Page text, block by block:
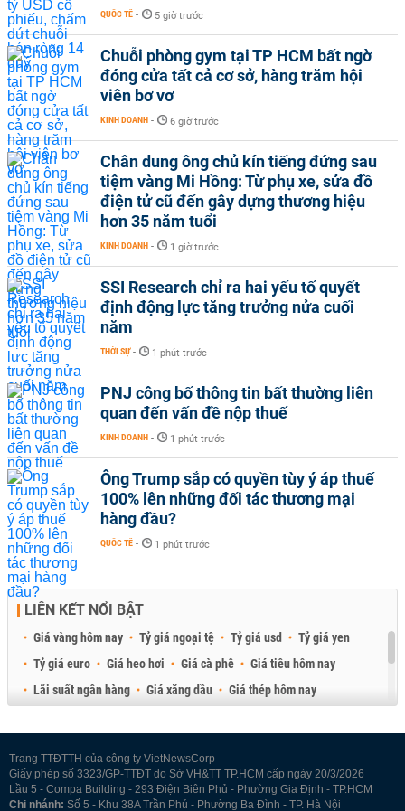
QUỐC TẾ - 5 giờ trước
Chuỗi phòng gym tại TP HCM bất ngờ
đóng cửa tất cả cơ sở, hàng trăm hội
viên bơ vơ
KINH DOANH - 6 giờ trước
Chân dung ông chủ kín tiếng đứng sau
tiệm vàng Mi Hồng: Từ phụ xe, sửa đồ
điện tử cũ đến gây dựng thương hiệu
hơn 35 năm tuổi
KINH DOANH - 1 giờ trước
SSI Research chỉ ra hai yếu tố quyết
định động lực tăng trưởng nửa cuối
năm
THỜI SỰ - 1 phút trước
PNJ công bố thông tin bất thường liên
quan đến vấn đề nộp thuế
KINH DOANH - 1 phút trước
Ông Trump sắp có quyền tùy ý áp thuế
100% lên những đối tác thương mại
hàng đầu?
QUỐC TẾ - 1 phút trước
LIÊN KẾT NỔI BẬT
Giá vàng hôm nay Tỷ giá ngoại tệ Tỷ giá usd
Tỷ giá yen
Tỷ giá euro
Giá heo hơi Giá cà phê
Giá tiêu hôm nay
Lãi suất ngân hàng
Giá xăng dầu
Giá thép hôm nay
Trang TTĐTTH của công ty VietNewsCorp
Giấy phép số 3323/GP-TTĐT do Sở VH&TT TP.HCM cấp ngày 20/3/2026
Lầu 5 - Compa Building - 293 Điện Biên Phủ - Phường Gia Định - TP.HCM
Chi nhánh: Số 5 - Khu 38A Trần Phú - Phường Ba Đình - TP. Hà Nội